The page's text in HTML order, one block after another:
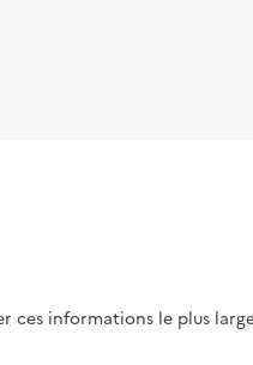
ces informations le plus